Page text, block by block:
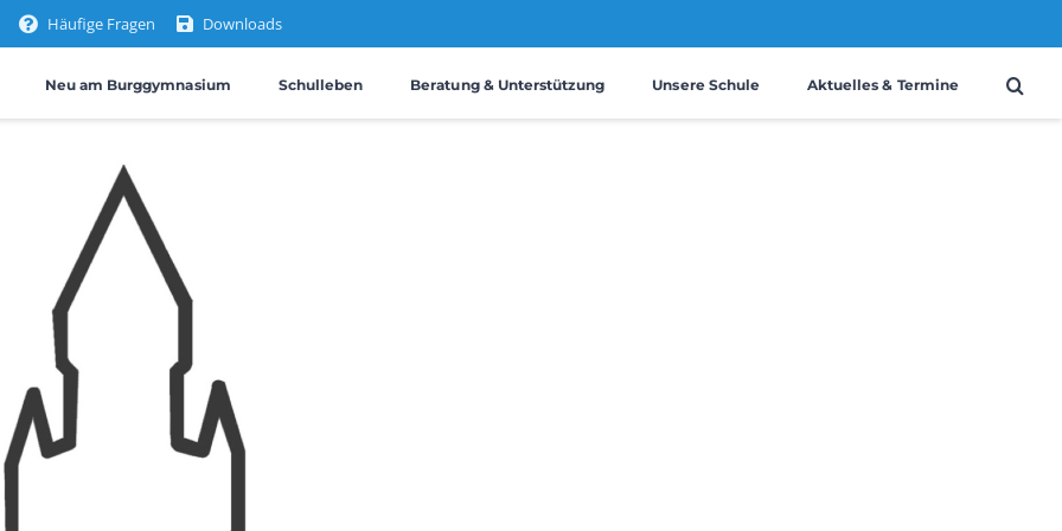
Häufige Fragen Downloads
Neu am Burggymnasium Schulleben Beratung & Unterstützung Unsere Schule Aktuelles & Termine